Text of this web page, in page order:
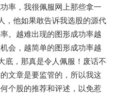
率，我很佩服网上那些拿一
，他如果敢告诉我选股的源代
。越难出现的图形成功率越
会，越简单的图形成功率越
底，那真是令人佩服！废话不
文章是要监管的，所以我这
个股的推荐和评述，以免惹